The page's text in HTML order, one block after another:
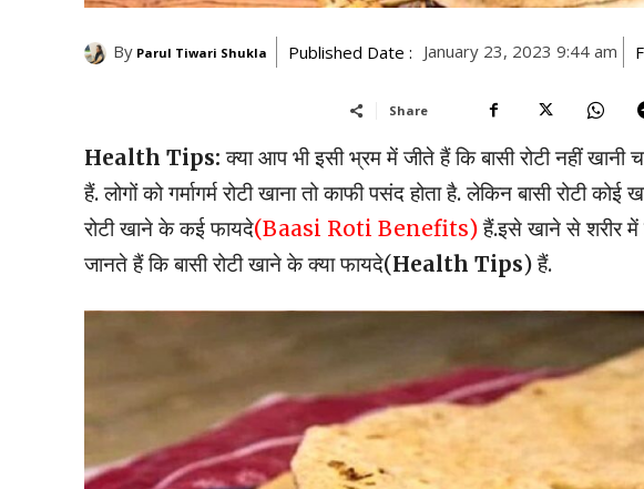
By Parul Tiwari Shukla Published Date : January 23, 2023 9:44 am
Share
Health Tips: क्या आप भी इसी भ्रम में जीते हैं कि बासी रोटी नहीं
हैं. लोगों को गर्मागर्म रोटी खाना तो काफी पसंद होता है. लेकिन बासी रोटी
रोटी खाने के कई फायदे(Baasi Roti Benefits)हैं.इसे खाने से शरीर में
जानते हैं कि बासी रोटी खाने के क्या फायदे(Health Tips) हैं.